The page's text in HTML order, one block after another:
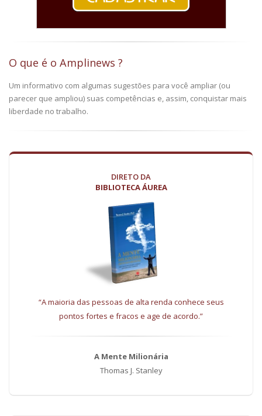
O que é o Amplinews ?
Um informativo com algumas sugestões para você ampliar (ou
parecer que ampliou) suas competências e, assim, conquistar mais
liberdade no trabalho.
DIRETO DA
BIBLIOTECA ÁUREA
“A maioria das pessoas de alta renda conhece seus
pontos fortes e fracos e age de acordo.”
A Mente Milionária
Thomas J. Stanley